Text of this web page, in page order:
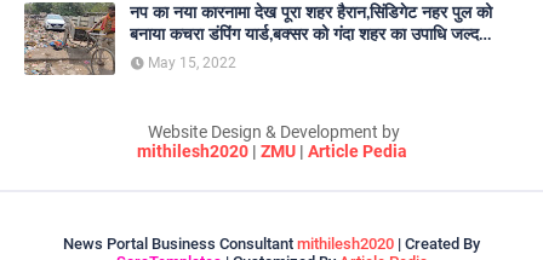
नप का नया कारनामा देख पूरा शहर हैरान,सिंडिगेट नहर पुल को
बनाया कचरा डंपिंग यार्ड,बक्सर को गंदा शहर का उपाधि जल्द
दिलाएगा नगर परिषद- nagar-parishad
May 15, 2022
Website Design & Development by
mithilesh2020| ZMU| Article Pedia
News Portal Business Consultant mithilesh2020 | Created By